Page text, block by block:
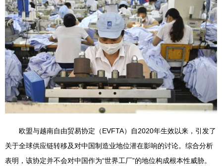
欧盟与越南自由贸易协定（EVFTA）自2020年生效以来，引发了
关于全球供应链转移及对中国制造业地位潜在影响的讨论。综合分析
表明，该协定并不会对中国作为“世界工厂”的地位构成根本性威胁。